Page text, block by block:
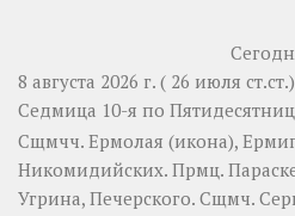
8 августа 2026 г. ( 26 июля
Седмица 10-я по
Сщмчч. Ермолая (икона),
Никомидийских. Прмц.
Угрина, Печерского. Сщмч.